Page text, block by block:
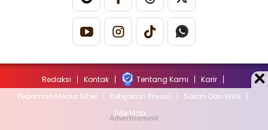
Redaksi Kontak Tentang Kami
Karir
Pedoman Media Siber
Kebijakan Privasi
Saran Dan Kritik
Site Map